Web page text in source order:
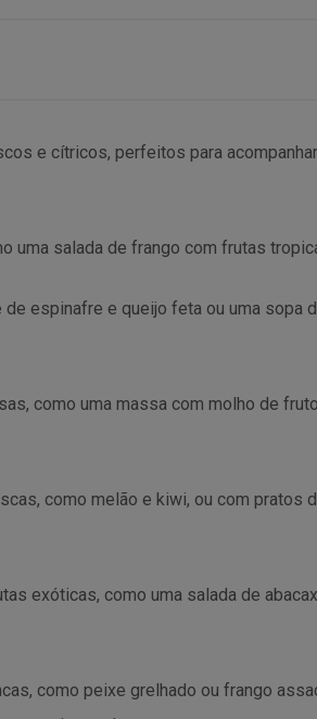
e cítricos, perfeitos para
uma salada de frango com frutas
espinafre e queijo feta ou uma sopa
como uma massa com molho de
como melão e kiwi, ou com pratos
exóticas, como uma salada de
como peixe grelhado ou frango